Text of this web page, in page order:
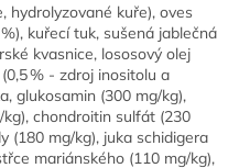
hydrolyzované kuře), oves
kuřecí tuk, sušená jablečná
kvasnice, lososový olej
% - zdroj inositolu a
glukosamin (300 mg/kg),
chondroitin sulfát (230
(180 mg/kg), juka schidigera
mariánského (110 mg/kg),